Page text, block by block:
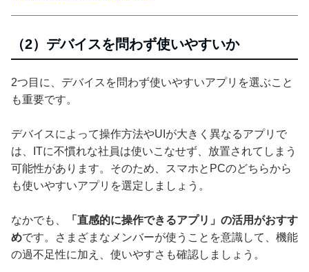
（2）デバイスを問わず使いやすいか
2つ目に、デバイスを問わず使いやすいアプリを選ぶこと
も重要です。
デバイスによって操作方法やUIが大きく異なるアプリで
は、ITに不慣れな社員は使いこなせず、放置されてしまう
可能性があります。そのため、スマホとPCのどちらから
も使いやすいアプリを選定しましょう。
なかでも、
「直感的に操作できるアプリ」の活用がおすす
めです。さまざまなメンバーが使うことを意識して、機能
の過不足性に加え、使いやすさも確認しましょう。